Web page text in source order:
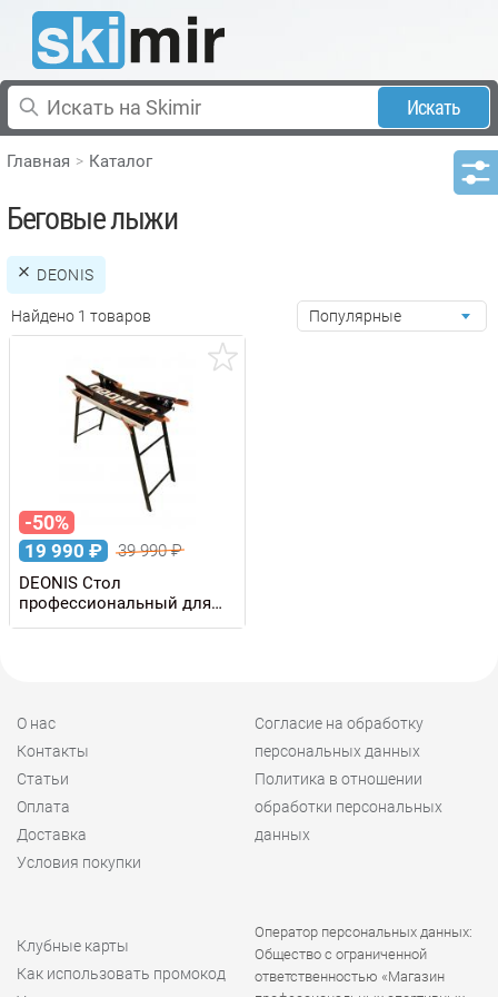
Искать
Главная Каталог
Беговые лыжи
DEONIS
Найдено 1 товаров Популярные
-50%
19 990 ₽ 39 990₽
DEONIS Стол
профессиональный для
обработки лыж, уценка
О нас
Контакты
Статьи
Оплата
Доставка
Условия покупки
Согласие на обработку
персональных данных
Политика в отношении
обработки персональных
данных
Клубные карты
Как использовать промокод
Оператор персональных данных:
Общество с ограниченной
ответственностью «Магазин